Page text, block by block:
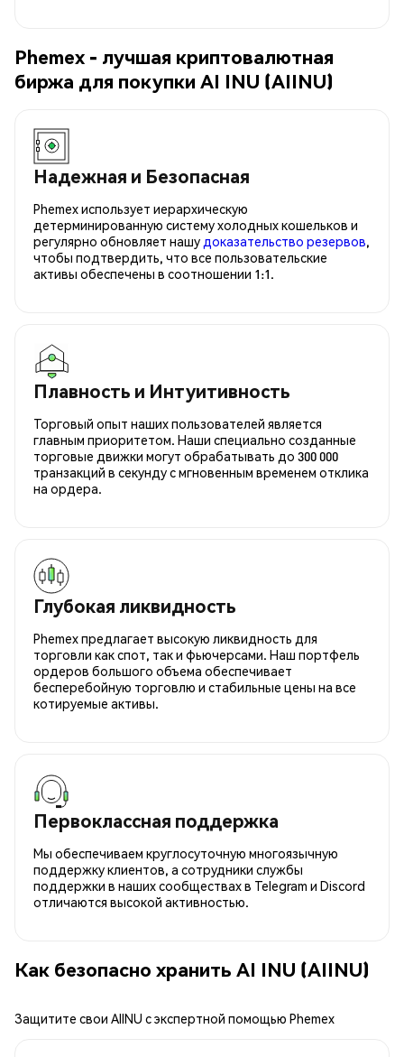
Phemex - лучшая криптовалютная
биржа для покупки AI INU (AIINU)
Надежная и Безопасная
Phemex использует иерархическую
детерминированную систему холодных кошельков и
регулярно обновляет нашу доказательство резервов,
чтобы подтвердить, что все пользовательские
активы обеспечены в соотношении 1:1.
Плавность и Интуитивность
Торговый опыт наших пользователей является
главным приоритетом. Наши специально созданные
торговые движки могут обрабатывать до 300 000
транзакций в секунду с мгновенным временем отклика
на ордера.
Глубокая ликвидность
Phemex предлагает высокую ликвидность для
торговли как спот, так и фьючерсами. Наш портфель
ордеров большого объема обеспечивает
бесперебойную торговлю и стабильные цены на все
котируемые активы.
Первоклассная поддержка
Мы обеспечиваем круглосуточную многоязычную
поддержку клиентов, а сотрудники службы
поддержки в наших сообществах в Telegram и Discord
отличаются высокой активностью.
Как безопасно хранить AI INU (AIINU)
Защитите свои AIINU с экспертной помощью Phemex